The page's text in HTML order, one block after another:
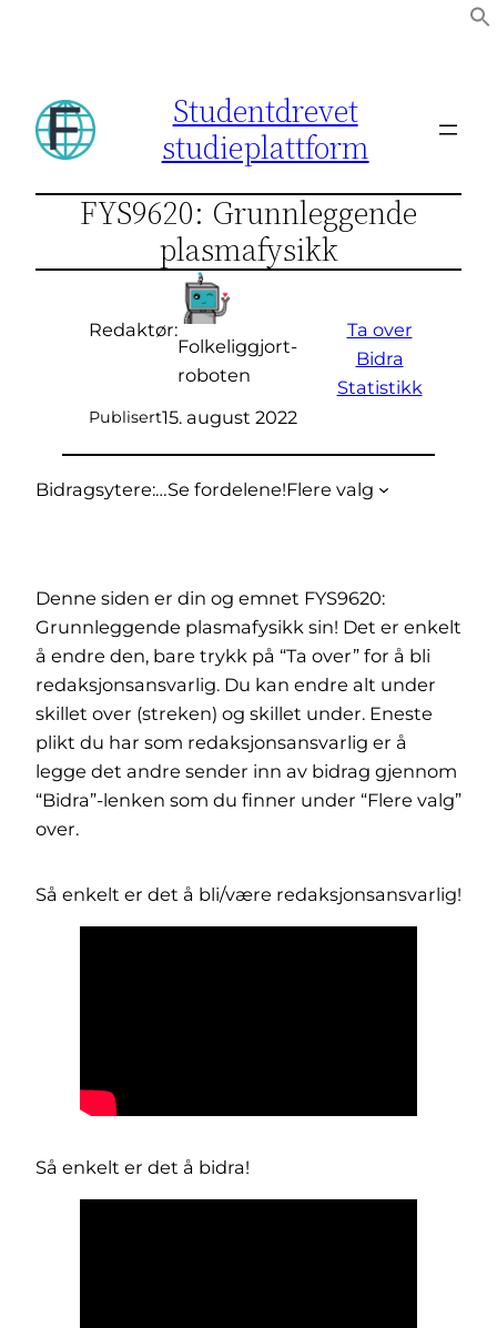
Studentdrevet
studieplattform
FYS9620: Grunnleggende
plasmafysikk
Redaktør:
Folkeliggjort-
roboten
Publisert15. august 2022
Ta over
Bidra
Statistikk
Bidragsytere:…Se fordelene!Flere valg
Denne siden er din og emnet FYS9620:
Grunnleggende plasmafysikk sin! Det er enkelt
å endre den, bare trykk på “Ta over” for å bli
redaksjonsansvarlig. Du kan endre alt under
skillet over (streken) og skillet under. Eneste
plikt du har som redaksjonsansvarlig er å
legge det andre sender inn av bidrag gjennom
“Bidra”-lenken som du finner under “Flere valg”
over.
Så enkelt er det å bli/være redaksjonsansvarlig!
Så enkelt er det å bidra!